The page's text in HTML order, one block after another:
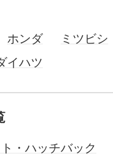
ホンダ
ミツビシ
イハツ
・ハッチバック